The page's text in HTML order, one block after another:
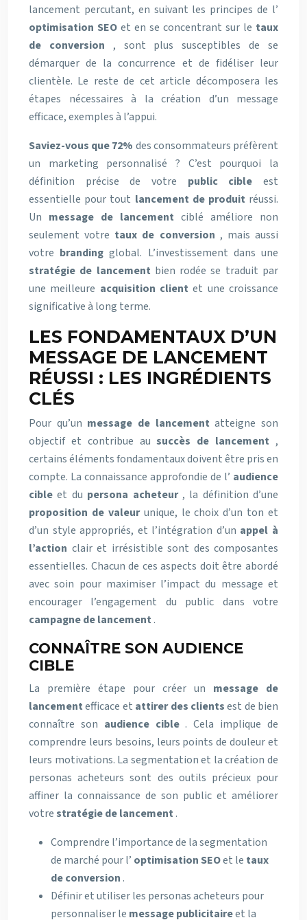
lancement percutant, en suivant les principes de l’
optimisation SEO et en se concentrant sur le taux
de conversion , sont plus susceptibles de se
démarquer de la concurrence et de fidéliser leur
clientèle. Le reste de cet article décomposera les
étapes nécessaires à la création d’un message
efficace, exemples à l’appui.
Saviez-vous que 72% des consommateurs préfèrent
un marketing personnalisé ? C’est pourquoi la
définition précise de votre public cibleest
essentielle pour tout lancement de produit réussi.
Un message de lancement ciblé améliore non
seulement votre taux de conversion , mais aussi
votre brandingglobal. L’investissement dans une
stratégie de lancement bien rodée se traduit par
une meilleure acquisition clientet une croissance
significative à long terme.
LES FONDAMENTAUX D’UN
MESSAGE DE LANCEMENT
RÉUSSI : LES INGRÉDIENTS
CLÉS
Pour qu’un message de lancementatteigne son
objectif et contribue ausuccès de lancement ,
certains éléments fondamentaux doivent être pris en
compte. La connaissance approfondie de l’ audience
cibleet du persona acheteur , la définition d’une
proposition de valeur unique, le choix d’un ton et
d’un style appropriés, et l’intégration d’un appel à
l’action clair et irrésistible sont des composantes
essentielles. Chacun de ces aspects doit être abordé
avec soin pour maximiser l’impact du message et
encourager l’engagement du public dans votre
campagne de lancement .
CONNAÎTRE SON AUDIENCE
CIBLE
La première étape pour créer un message de
lancementefficace et attirer des clientsest de bien
connaître son audience cible . Cela implique de
comprendre leurs besoins, leurs points de douleur et
leurs motivations. La segmentation et la création de
personas acheteurs sont des outils précieux pour
affiner la connaissance de son public et améliorer
votrestratégie de lancement .
Comprendre l’importance de la segmentation
de marché pour l’ optimisation SEOet le taux
de conversion .
Définir et utiliser les personas acheteurs pour
personnaliser le message publicitaireet la